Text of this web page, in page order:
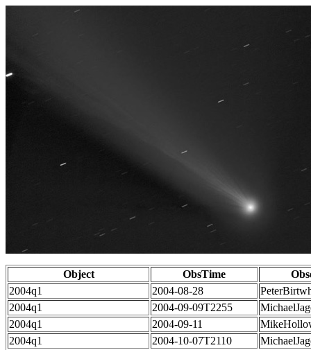
Object ObsTime
2004q1
2004-08-28
2004q1
2004-09-09T2255
2004q1
2004-09-11
2004q1
2004-10-07T2110